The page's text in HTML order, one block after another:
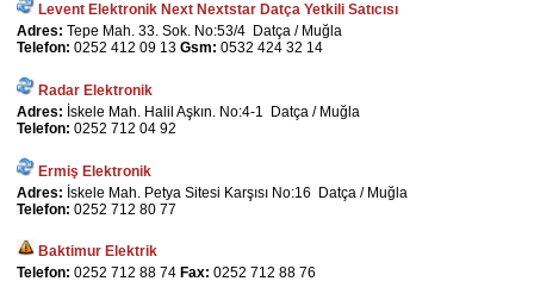
Levent Elektronik Next Nextstar Datça Yetkili Satıcısı
Adres: Tepe Mah. 33. Sok. No:53/4 Datça / Muğla
Telefon: 0252 412 09 13 Gsm: 0532 424 32 14
Radar Elektronik
Adres: İskele Mah. Halil Aşkın. No:4-1 Datça / Muğla
Telefon: 0252 712 04 92
Ermiş Elektronik
Adres: İskele Mah. Petya Sitesi Karşısı No:16 Datça / Muğla
Telefon: 0252 712 80 77
Baktimur Elektrik
Telefon: 0252 712 88 74 Fax: 0252 712 88 76